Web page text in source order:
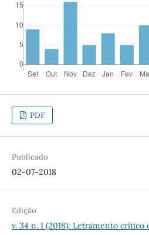
PDF
Publicado
02-07-2018
Edição
v. 34 n. 1 (2018): Letramento crítico